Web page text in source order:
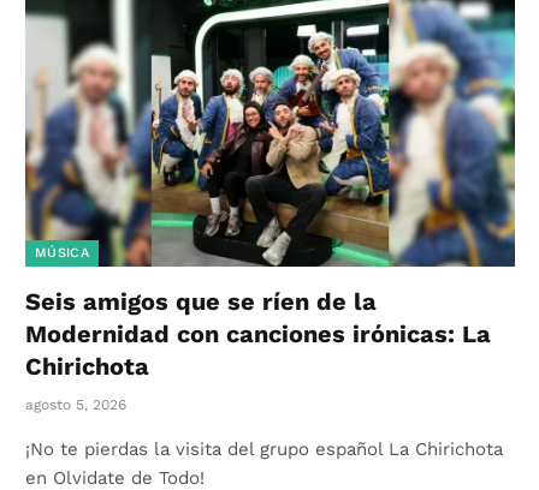
MÚSICA
Seis amigos que se ríen de la
Modernidad con canciones irónicas: La
Chirichota
agosto 5, 2026
¡No te pierdas la visita del grupo español La Chirichota
en Olvidate de Todo!